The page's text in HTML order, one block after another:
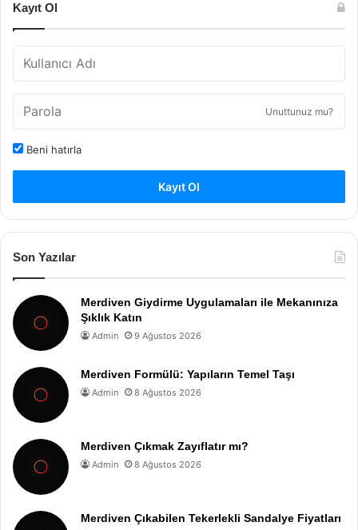
Kayıt Ol
Unuttunuz mu?
Beni hatırla
Kayıt Ol
Son Yazılar
Merdiven Giydirme Uygulamaları ile Mekanınıza
Şıklık Katın
Admin 9 Ağustos 2026
Merdiven Formülü: Yapıların Temel Taşı
Admin 8 Ağustos 2026
Merdiven Çıkmak Zayıflatır mı?
Admin 8 Ağustos 2026
Merdiven Çıkabilen Tekerlekli Sandalye Fiyatları